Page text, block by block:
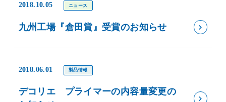
2018.10.05 ニュース
九州工場『倉田賞』受賞のお知らせ
2018.06.01 製品情報
デコリエ プライマーの内容量変更の